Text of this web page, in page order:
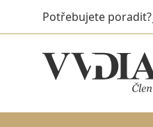
Potřebujete poradit?